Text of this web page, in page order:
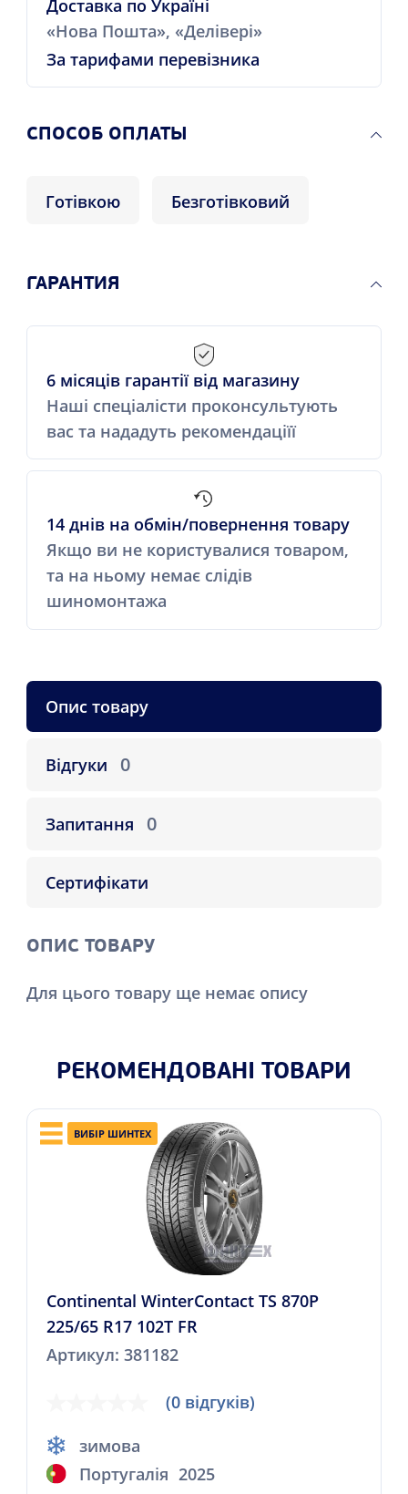
Доставка по Україні
«Нова Пошта», «Делівері»
За тарифами перевізника
CПОСОБ ОПЛАТЫ
Готівкою Безготівковий
ГАРАНТИЯ
6 місяців гарантії від магазину
Наші спеціалісти проконсультують
вас та нададуть рекомендаціїї
14 днів на обмін/повернення товару
Якщо ви не користувалися товаром,
та на ньому немає слідів
шиномонтажа
Опис товару
Відгуки 0
Запитання 0
Сертифікати
ОПИС ТОВАРУ
Для цього товару ще немає опису
РЕКОМЕНДОВАНІ ТОВАРИ
ВИБІР ШИНТЕХ
Continental WinterContact TS 870P
225/65 R17 102T FR
Артикул: 381182
(0 відгуків)
зимова
Португалія 2025